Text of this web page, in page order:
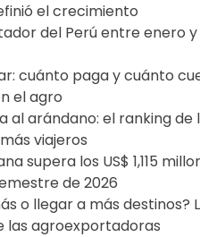
el crecimiento
del Perú entre enero y
cuánto paga y cuánto
el agro
al arándano: el ranking de
viajeros
supera los US$ 1,115
de 2026
o llegar a más destinos?
las agroexportadoras